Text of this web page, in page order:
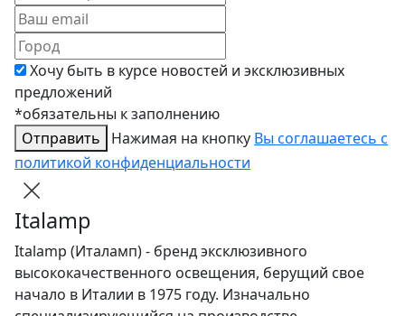
Хочу быть в курсе новостей и эксклюзивных
предложений
*обязательны к заполнению
Отправить
Нажимая на кнопку Вы соглашаетесь с
политикой конфиденциальности
Italamp
Italamp (Италамп) - бренд эксклюзивного
высококачественного освещения, берущий свое
начало в Италии в 1975 году. Изначально